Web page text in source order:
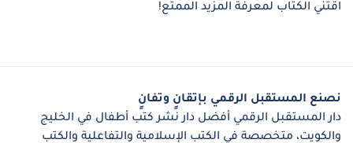
اقتني الكتاب لمعرفة المزيد الممتع!
نصنع المستقبل الرقمي بإتقانٍ وتفانٍ
دار المستقبل الرقمي أفضل دار نشر كتب أطفال في الخليج
والكويت، متخصصة في الكتب الإسلامية والتفاعلية والكتب